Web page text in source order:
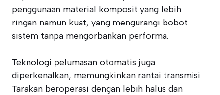
penggunaan material komposit yang lebih
ringan namun kuat, yang mengurangi bobot
sistem tanpa mengorbankan performa.
Teknologi pelumasan otomatis juga
diperkenalkan, memungkinkan rantai transmisi
Tarakan beroperasi dengan lebih halus dan